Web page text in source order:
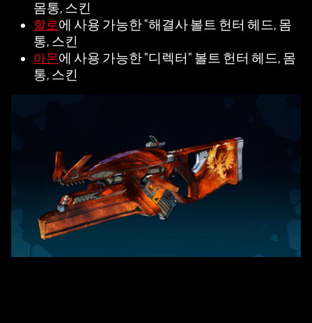
몸통, 스킨
할로에 사용 가능한 "해결사 볼트 헌터 헤드, 몸
통, 스킨
아몬에 사용 가능한 "디렉터" 볼트 헌터 헤드, 몸
통, 스킨